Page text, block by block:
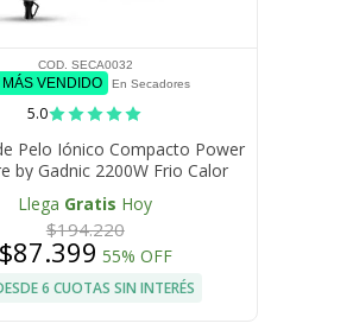
COD. SECA0032
MÁS VENDIDO En Secadores
5.0
Pelo Iónico Compacto Power
by Gadnic 2200W Frio Calor
Difusor Antifrizz
Llega Gratis Hoy
$194.220
$87.399 55% OFF
6 CUOTAS SIN INTERÉS